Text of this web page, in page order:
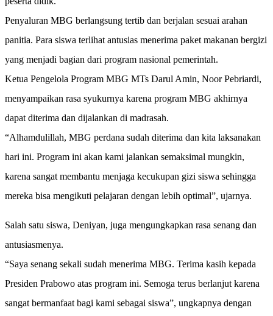
Penyaluran MBG berlangsung tertib dan berjalan sesuai arahan
panitia. Para siswa terlihat antusias menerima paket makanan bergizi
yang menjadi bagian dari program nasional pemerintah.
Ketua Pengelola Program MBG MTs Darul Amin, Noor Pebriardi,
menyampaikan rasa syukurnya karena program MBG akhirnya
dapat diterima dan dijalankan di madrasah.
“Alhamdulillah, MBG perdana sudah diterima dan kita laksanakan
hari ini. Program ini akan kami jalankan semaksimal mungkin,
karena sangat membantu menjaga kecukupan gizi siswa sehingga
mereka bisa mengikuti pelajaran dengan lebih optimal”, ujarnya.
Salah satu siswa, Deniyan, juga mengungkapkan rasa senang dan
antusiasmenya.
“Saya senang sekali sudah menerima MBG. Terima kasih kepada
Presiden Prabowo atas program ini. Semoga terus berlanjut karena
sangat bermanfaat bagi kami sebagai siswa”, ungkapnya dengan